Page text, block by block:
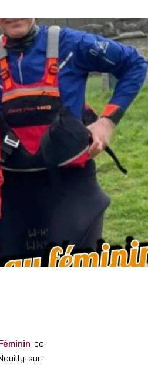
ce
sur-